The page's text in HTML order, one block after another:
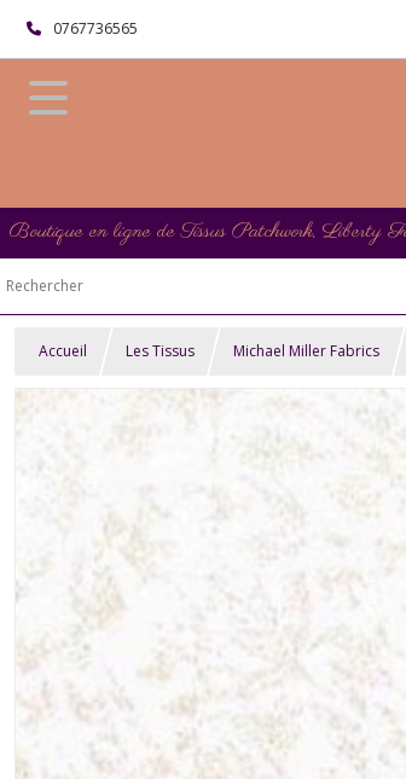
0767736565
Boutique en ligne de Tissus Patchwork, Liberty
Accueil Les Tissus Michael Miller Fabrics